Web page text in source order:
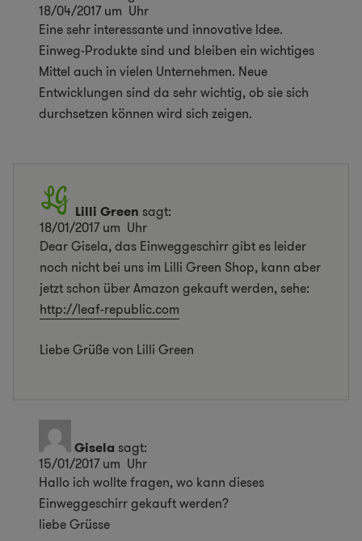
18/04/2017 um Uhr
Eine sehr interessante und innovative Idee.
Einweg-Produkte sind und bleiben ein wichtiges
Mittel auch in vielen Unternehmen. Neue
Entwicklungen sind da sehr wichtig, ob sie sich
durchsetzen können wird sich zeigen.
Lilli Green sagt:
18/01/2017 um Uhr
Dear Gisela, das Einweggeschirr gibt es leider
noch nicht bei uns im Lilli Green Shop, kann aber
jetzt schon über Amazon gekauft werden, sehe:
http://leaf-republic.com
Liebe Grüße von Lilli Green
Gisela sagt:
15/01/2017 um Uhr
Hallo ich wollte fragen, wo kann dieses
Einweggeschirr gekauft werden?
liebe Grüsse